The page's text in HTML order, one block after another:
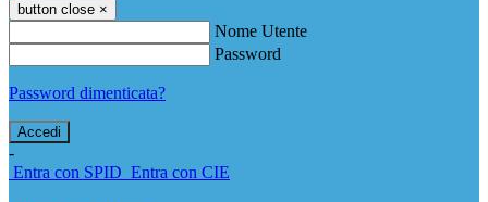
button close ×
Nome Utente
Password
Password dimenticata?
-
Entra con SPID Entra con CIE